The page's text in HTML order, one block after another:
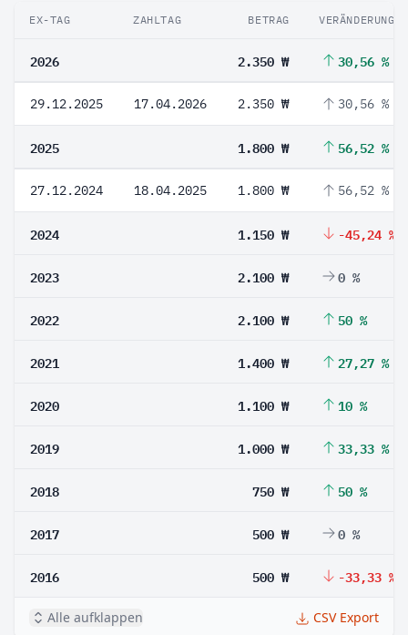
EX-TAG ZAHLTAG BETRAG VERÄNDERUNG
2026 2.350 ₩ 30,56 %
29.12.2025 17.04.2026 2.350 ₩ 30,56 %
2025 1.800 ₩ 56,52 %
27.12.2024 18.04.2025 1.800 ₩ 56,52 %
2024 1.150 ₩ -45,24 %
2023 2.100 ₩ 0 %
2022 2.100 ₩ 50 %
2021 1.400 ₩ 27,27 %
2020 1.100 ₩ 10 %
2019 1.000 ₩ 33,33 %
2018 750 ₩ 50 %
2017 500 ₩ 0 %
2016 500 ₩ -33,33 %
Alle aufklappen CSV Export